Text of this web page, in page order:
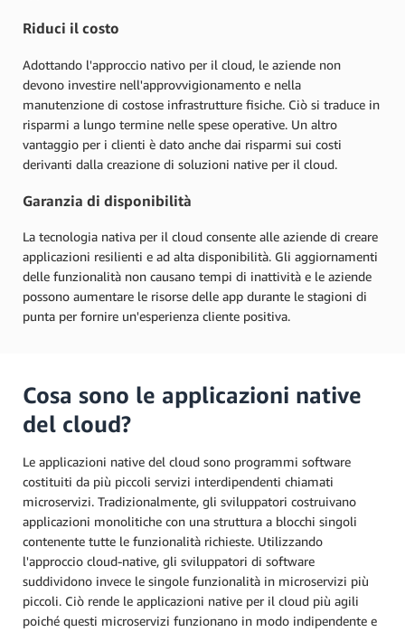
Riduci il costo
Adottando l'approccio nativo per il cloud, le aziende non
devono investire nell'approvvigionamento e nella
manutenzione di costose infrastrutture fisiche. Ciò si traduce in
risparmi a lungo termine nelle spese operative. Un altro
vantaggio per i clienti è dato anche dai risparmi sui costi
derivanti dalla creazione di soluzioni native per il cloud.
Garanzia di disponibilità
La tecnologia nativa per il cloud consente alle aziende di creare
applicazioni resilienti e ad alta disponibilità. Gli aggiornamenti
delle funzionalità non causano tempi di inattività e le aziende
possono aumentare le risorse delle app durante le stagioni di
punta per fornire un'esperienza cliente positiva.
Cosa sono le applicazioni native
del cloud?
Le applicazioni native del cloud sono programmi software
costituiti da più piccoli servizi interdipendenti chiamati
microservizi. Tradizionalmente, gli sviluppatori costruivano
applicazioni monolitiche con una struttura a blocchi singoli
contenente tutte le funzionalità richieste. Utilizzando
l'approccio cloud-native, gli sviluppatori di software
suddividono invece le singole funzionalità in microservizi più
piccoli. Ciò rende le applicazioni native per il cloud più agili
poiché questi microservizi funzionano in modo indipendente e